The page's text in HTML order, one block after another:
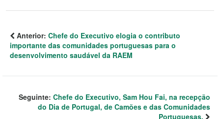
Anterior: Chefe do Executivo elogia o contributo
importante das comunidades portuguesas para o
desenvolvimento saudável da RAEM
Seguinte: Chefe do Executivo, Sam Hou Fai, na recepção
do Dia de Portugal, de Camões e das Comunidades
Portuguesas.